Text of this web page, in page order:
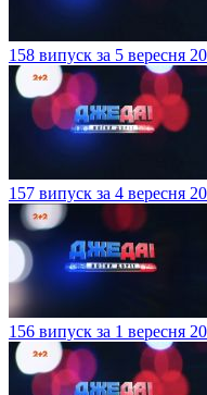
158 випуск за 5 вересня
157 випуск за 4 вересня
156 випуск за 1 вересня